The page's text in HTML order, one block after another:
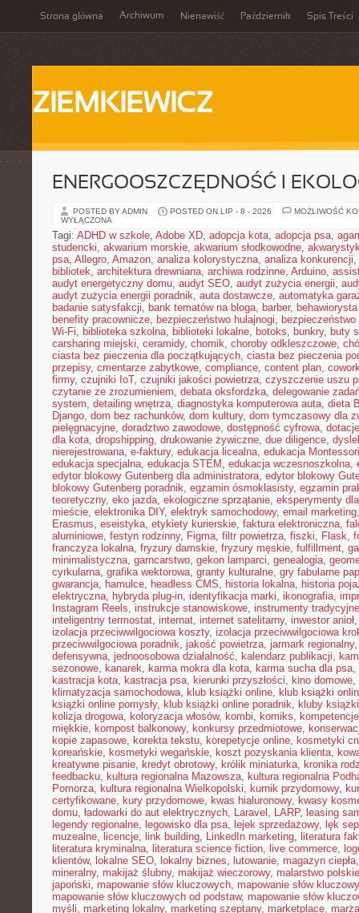
Strona główna Archiwum Nienawiść Październik Spis Treści
ZIEMKIEWICZ
ENERGOOSZCZĘDNOŚĆ I
POSTED BY ADMIN POSTED ON LIP - 8 - 2026
MOŻLIWOŚĆ
WYŁĄCZONA
Tagi: ADHD w szkole, Adobe XD, adopcja kota, adopcja psa,
studencki, akwarium morskie, akwarium słodkowodne,
psa, Allegro, Amazon, analiza kolorystyczna, analiza konkurencji,
bibliotek, architektura drewniana, archiwa rodzinne, Arduino,
audyt energetyczny domu, audyt SEO, audyt zużycia energii,
audyt zużycia energii poradnik, auta dostawcze, automatyka
badanie satysfakcji, bank tematów na bloga, barber,
benefity pracownicze, bezpieczeństwo hulajnogi,
Wi-Fi, biblioteka szkolna, biblioteki lokalne, botoks, bunkry, buty
carsharing miejski, ceramidy, chomik, choroby odkleszczowe,
ciasta bez pieczenia dla początkujących, ciasta bez pieczenia
przepisy, cmentarze zabytkowe, compliance, content plan,
firmy, czujniki IoT, czujniki jakości powietrza, czyszczenie uszu
czytanie ze zrozumieniem, debata oksfordzka, delegowanie
system, detailing wnętrza, diagnostyka komputerowa auta, dieta
Django, dom bez rachunków, dom kultury, dom tymczasowy dla
pielęgnacyjne, doradztwo zawodowe, dostępność cyfrowa,
dla kota, dropshipping, drukowanie żywiczne, due diligence,
nierejestrowana, e-faktury, edukacja licealna, edukacja Montessori
edukacja specjalna, edukacja STEM , edukacja wczesnoszkolna,
edytor blokowy Gutenberg dla administratora, edytor blokowy
blokowy Gutenberg poradnik, egzamin ósmoklasisty, egzamin
teoretyczny, eko jazda, ekologiczne sprzątanie, eksperymenty
mieście, elektronika DIY, elektryk samochodowy, email marketing
Erasmus, eseistyka, etykiety kurierskie, faktura elektroniczna,
aluminiowe, festyn rodzinny, Figma, filtr powietrza, fiszki, Flask,
franczyza lokalna, fryzury damskie, fryzury męskie, fulfillment,
minimalistyczna, garncarstwo, gekon lamparci, genealogia,
cyrkularna, grafika wektorowa, granty kulturalne, gry fabularne
gwarancja, hamulce, headless CMS, historia lokalna, historia
elektryczna, hybryda plug-in, identyfikacja marki, ikonografia,
Instagram Reels, instrukcje stanowiskowe, instrumenty tradycyjne
inteligentny termostat, internat, internet satelitarny, inwestor anioł
izolacja przeciwwilgociowa koszty, izolacja przeciwwilgociowa
przeciwwilgociowa poradnik, jakość powietrza, jarmark regionalny
defensywna, jednoosobowa działalność, kalendarz publikacji,
sezonowe, kanarek, karma mokra dla kota, karma sucha dla psa,
kastracja kota, kastracja psa, kierunki przyszłości, kino domowe,
klimatyzacja samochodowa, klub książki online, klub książki
książki online pomysły, klub książki online poradnik, kluby książki
kolizja drogowa, koloryzacja włosów, kombi, komiks,
miękkie, kompost balkonowy, konkursy przedmiotowe,
kopie zapasowe, korekta tekstu, korepetycje online, kosmetyki
koreańskie, kosmetyki wegańskie, koszt pozyskania klienta,
kreatywne pisanie, kredyt obrotowy, królik miniaturka, kronika
feedbacku, kultura regionalna Mazowsza, kultura regionalna
Pomorza, kultura regionalna Wielkopolski, kurnik przydomowy,
certyfikowane, kury przydomowe, kwas hialuronowy, kwasy
domu, ładowarki do aut elektrycznych, Laravel , LARP, leasing
legendy regionalne, legowisko dla psa, lejek sprzedażowy, lęk
muzealne, licencje, link building, LinkedIn marketing, literatura
literatura kryminalna, literatura science fiction, live commerce,
klientów, lokalne SEO, lokalny biznes, lutowanie, magazyn ciepła
mineralny, makijaż ślubny, makijaż wieczorowy, malarstwo polskie
japoński, mapowanie słów kluczowych, mapowanie słów
mapowanie słów kluczowych od podstaw, mapowanie słów
myśli, marketing lokalny, marketing szeptany, marketplace, marża